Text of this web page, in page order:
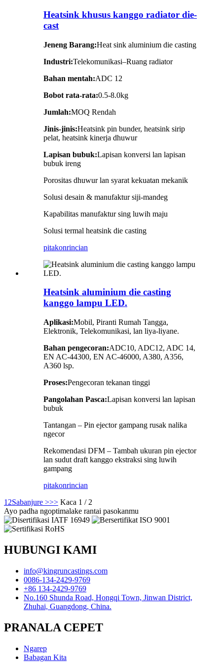
Heatsink khusus kanggo radiator die-
cast
Jeneng Barang:Heat sink aluminium die casting
Industri:Telekomunikasi–Ruang radiator
Bahan mentah:ADC 12
Bobot rata-rata:0.5-8.0kg
Jumlah:MOQ Rendah
Jinis-jinis:Heatsink pin bunder, heatsink sirip
pelat, heatsink kinerja dhuwur
Lapisan bubuk:Lapisan konversi lan lapisan
bubuk ireng
Porositas dhuwur lan syarat kekuatan mekanik
Solusi desain & manufaktur siji-mandeg
Kapabilitas manufaktur sing luwih maju
Solusi termal heatsink die casting
pitakonrincian
Heatsink aluminium die casting
kanggo lampu LED.
Aplikasi:Mobil, Piranti Rumah Tangga,
Elektronik, Telekomunikasi, lan liya-liyane.
Bahan pengecoran:ADC10, ADC12, ADC 14,
EN AC-44300, EN AC-46000, A380, A356,
A360 lsp.
Proses:Pengecoran tekanan tinggi
Pangolahan Pasca:Lapisan konversi lan lapisan
bubuk
Tantangan – Pin ejector gampang rusak nalika
ngecor
Rekomendasi DFM – Tambah ukuran pin ejector
lan sudut draft kanggo ekstraksi sing luwih
gampang
pitakonrincian
1 2Sabanjure >>> Kaca 1 / 2
Ayo padha ngoptimalake rantai pasokanmu
HUBUNGI KAMI
info@kingruncastings.com
0086-134-2429-9769
+86 134-2429-9769
No.160 Shunda Road, Hongqi Town, Jinwan District,
Zhuhai, Guangdong, China.
PRANALA CEPET
Ngarep
Babagan Kita